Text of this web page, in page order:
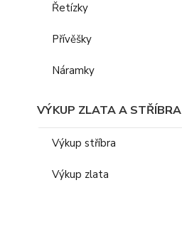
Řetízky
Přívěšky
Náramky
VÝKUP ZLATA A STŘÍBRA
Výkup stříbra
Výkup zlata